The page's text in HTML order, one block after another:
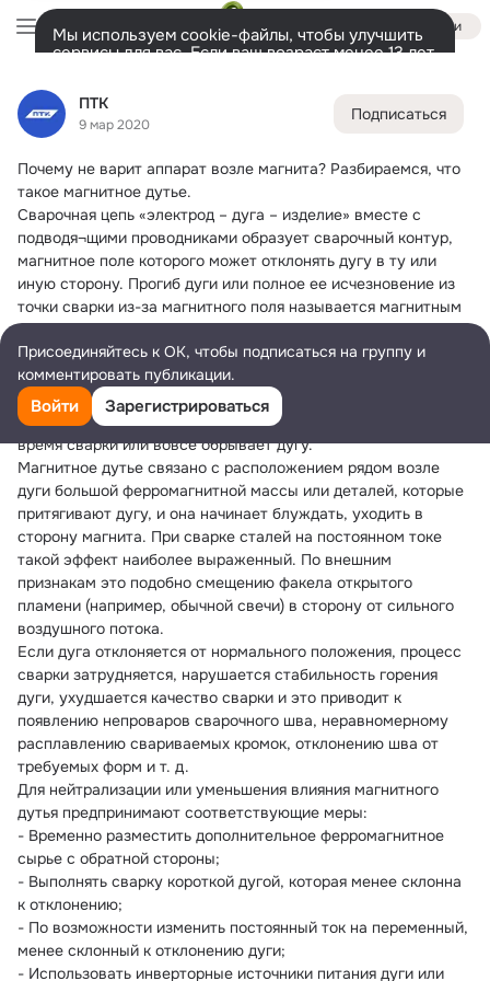
ПТК
9 мар 2020
Подписаться
Почему не варит аппарат возле магнита? Разбираемся, что
такое магнитное дутье.
Сварочная цепь «электрод – дуга – изделие» вместе с
подводя¬щими проводниками образует сварочный контур,
магнитное поле которого может отклонять дугу в ту или
иную сторону. Прогиб дуги или полное ее исчезновение из
точки сварки из-за магнитного поля называется магнитным
дутьем. Ток, проходящий по сварочным кабелям, дуге и
основному свариваемому изделию создает магнетизм.
Воздействие магнитных сил на сварочную дугу происходит
не симметрично и поэтому отклоняют ее в сторону меньшей
напряженности. Такое отклонение и создает проблемы во
время сварки или вовсе обрывает дугу.
Магнитное дутье связано с расположением рядом возле
дуги большой ферромагнитной массы или деталей, которые
притягивают дугу, и она начинает блуждать, уходить в
сторону магнита. При сварке сталей на постоянном токе
такой эффект наиболее выраженный. По внешним
признакам это подобно смещению факела открытого
пламени (например, обычной свечи) в сторону от сильного
воздушного потока.
Если дуга отклоняется от нормального положения, процесс
сварки затрудняется, нарушается стабильность горения
дуги, ухудшается качество сварки и это приводит к
появлению непроваров сварочного шва, неравномерному
расплавлению свариваемых кромок, отклонению шва от
требуемых форм и т. д.
Для нейтрализации или уменьшения влияния магнитного
дутья предпринимают соответствующие меры:
- Временно разместить дополнительное ферромагнитное
сырье с обратной стороны;
- Выполнять сварку короткой дугой, которая менее склонна
к отклонению;
- По возможности изменить постоянный ток на переменный,
менее склонный к отклонению дуги;
- Использовать инверторные источники питания дуги или
Войти
Мы используем cookie-файлы, чтобы улучшить
сервисы для вас. Если ваш возраст менее 13 лет,
представитель.
Разрешить все
Лента Участники Ещё
Дополнительная
колонка
Всё558 Обсуждаемые
Присоединяйтесь к ОК, чтобы подписаться на группу и
комментировать публикации.
Войти Зарегистрироваться